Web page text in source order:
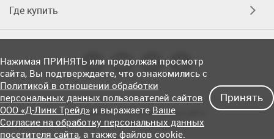
Где купить
Соглашение об использовании сайта
© OOO «Д-Линк Трейд» 2026
Нажимая ПРИНЯТЬ или продолжая просмотр
сайта, Вы подтверждаете, что ознакомились с
Политикой в отношении обработки
персональных данных пользователей сайтов
ООО «Д-Линк Трейд» и выражаете Ваше
Согласие на обработку персональных данных
посетителя сайта, а также файлов cookie.
Принять